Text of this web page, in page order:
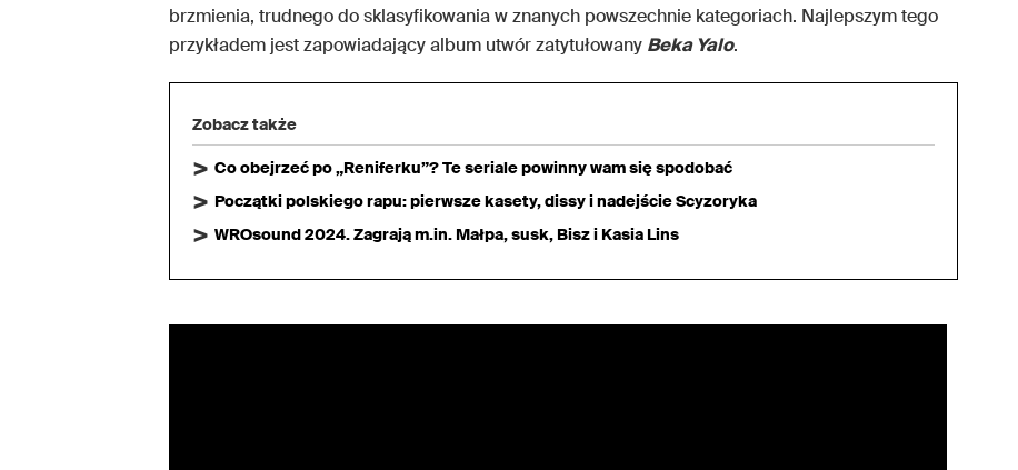
brzmienia, trudnego do sklasyfikowania w znanych powszechnie kategoriach. Najlepszym tego
przykładem jest zapowiadający album utwór zatytułowany Beka Yalo.
Zobacz także
Co obejrzeć po „Reniferku”? Te seriale powinny wam się spodobać
Początki polskiego rapu: pierwsze kasety, dissy i nadejście Scyzoryka
WROsound 2024. Zagrają m.in. Małpa, susk, Bisz i Kasia Lins